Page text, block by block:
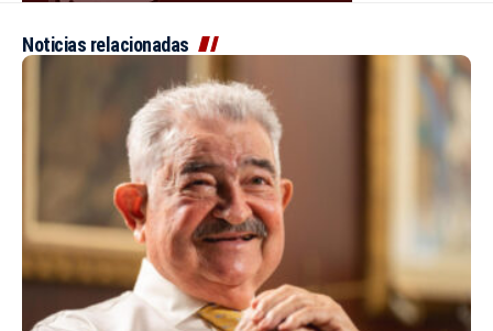
Noticias relacionadas